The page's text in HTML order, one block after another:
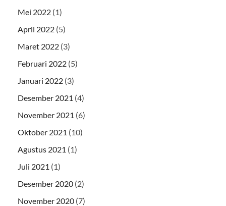
Mei 2022 (1)
April 2022 (5)
Maret 2022 (3)
Februari 2022 (5)
Januari 2022 (3)
Desember 2021 (4)
November 2021 (6)
Oktober 2021 (10)
Agustus 2021 (1)
Juli 2021 (1)
Desember 2020 (2)
November 2020 (7)